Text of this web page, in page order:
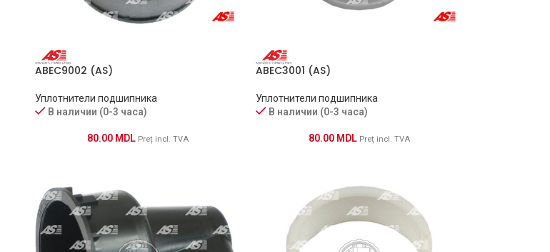
ABEC9002 (AS)
Уплотнители подшипника
В наличии (0-3 часа)
80.00 MDL Preț incl. TVA
ABEC3001 (AS)
Уплотнители подшипника
В наличии (0-3 часа)
80.00 MDL Preț incl. TVA